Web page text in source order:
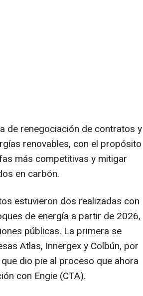
de renegociación de contratos y
renovables, con el propósito
más competitivas y mitigar
en carbón.
estuvieron dos realizadas con
de energía a partir de 2026,
públicas. La primera se
Atlas, Innergex y Colbún, por
dio pie al proceso que ahora
con Engie (CTA).